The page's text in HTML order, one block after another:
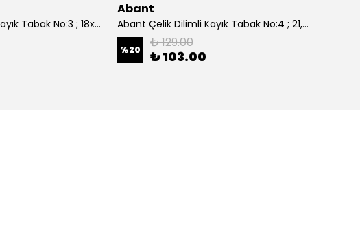
Abant Çelik Dilimli Kayık Tabak No:3 ; 18x27,5 cm.
Abant
Abant Çelik Dilimli Kayık Tabak No:4 ; 21,5x30,5 cm.
%20 ₺ 129.00
₺ 103.00